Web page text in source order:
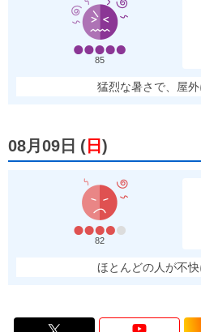
85
猛烈な暑さで、屋
08月09日 ( 日 )
82
ほとんどの人が不